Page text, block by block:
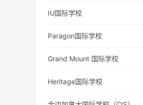
IU国际学校
Paragon国际学校
Grand Mount 国际学校
Heritage国际学校